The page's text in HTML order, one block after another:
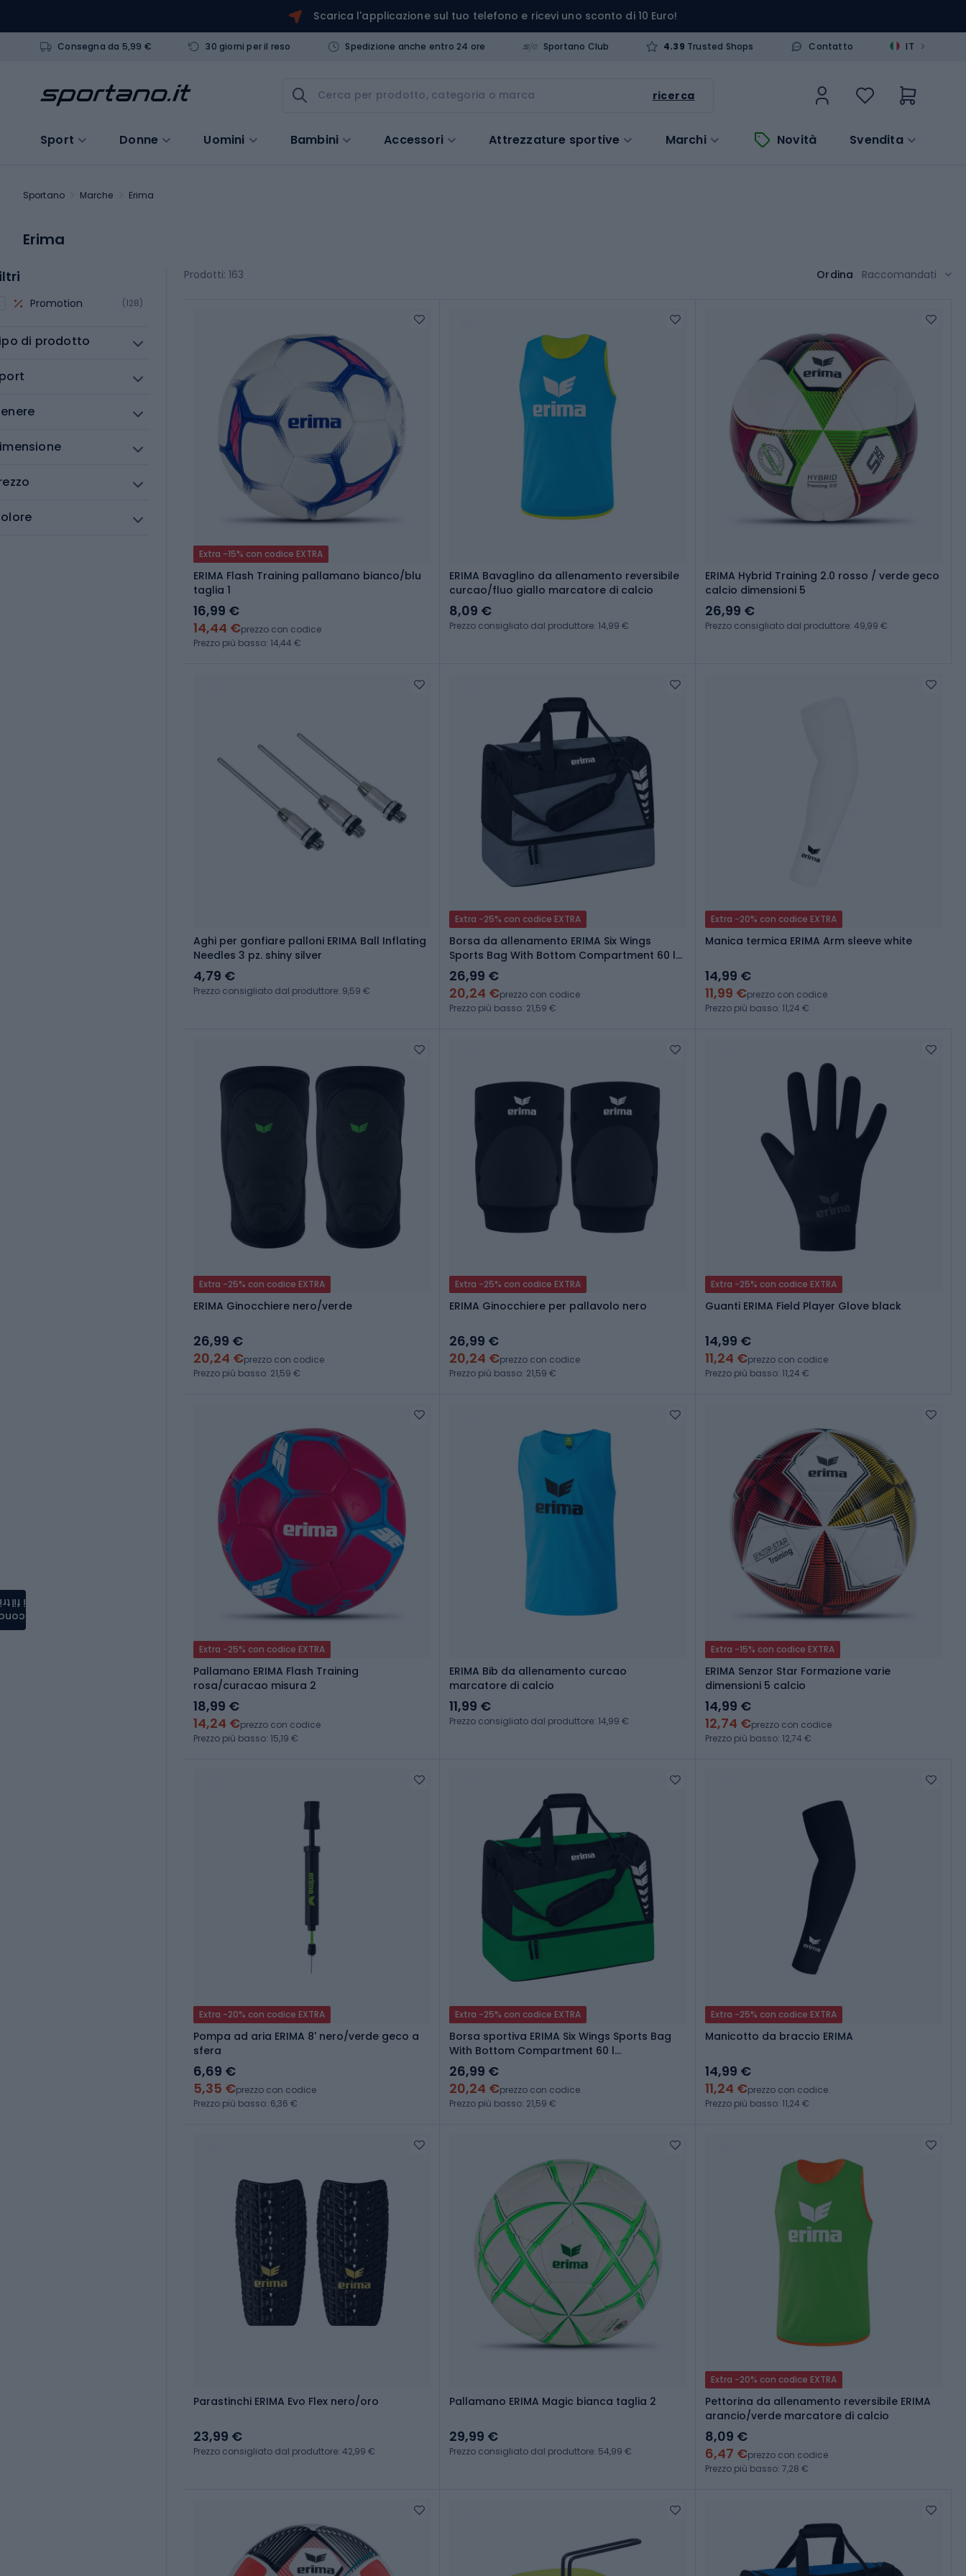
Scarica l'applicazione sul tuo telefono e ricevi uno sconto di 10 Euro!
Consegna da 5,99 € 30 giorni per il reso Spedizione anche entro 24 ore Sportano Club 4.39 Trusted Shops Contatto IT >
ricerca
Sport Donne Uomini Bambini Accessori Attrezzature sportive Marchi Novità Svendita
Sportano Marche Erima
Erima
Promotion (128)
di prodotto
Prodotti: 163 Ordina Raccomandati
Extra -15% con codice EXTRA
ERIMA Flash Training pallamano bianco/blu
taglia 1
16,99 €
14,44 €prezzo con codice
Prezzo più basso: 14,44 €
ERIMA Bavaglino da allenamento reversibile
curcao/fluo giallo marcatore di calcio
8,09 €
Prezzo consigliato dal produttore: 14,99 €
ERIMA Hybrid Training 2.0 rosso / verde geco
calcio dimensioni 5
26,99 €
Prezzo consigliato dal produttore: 49,99 €
Aghi per gonfiare palloni ERIMA Ball Inflating
Needles 3 pz. shiny silver
4,79 €
Prezzo consigliato dal produttore: 9,59 €
Extra -25% con codice EXTRA
Borsa da allenamento ERIMA Six Wings
Sports Bag With Bottom Compartment 60 l
slate grey/black
26,99 €
20,24 €prezzo con codice
Prezzo più basso: 21,59 €
Extra -20% con codice EXTRA
Manica termica ERIMA Arm sleeve white
14,99 €
11,99 €prezzo con codice
Prezzo più basso: 11,24 €
Extra -25% con codice EXTRA
ERIMA Ginocchiere nero/verde
26,99 €
20,24 €prezzo con codice
Prezzo più basso: 21,59 €
Extra -25% con codice EXTRA
ERIMA Ginocchiere per pallavolo nero
26,99 €
20,24 €prezzo con codice
Prezzo più basso: 21,59 €
Extra -25% con codice EXTRA
Guanti ERIMA Field Player Glove black
14,99 €
11,24 €prezzo con codice
Prezzo più basso: 11,24 €
Extra -25% con codice EXTRA
Pallamano ERIMA Flash Training
rosa/curacao misura 2
18,99 €
14,24 €prezzo con codice
Prezzo più basso: 15,19 €
ERIMA Bib da allenamento curcao
marcatore di calcio
11,99 €
Prezzo consigliato dal produttore: 14,99 €
Extra -15% con codice EXTRA
ERIMA Senzor Star Formazione varie
dimensioni 5 calcio
14,99 €
12,74 €prezzo con codice
Prezzo più basso: 12,74 €
Extra -20% con codice EXTRA
Pompa ad aria ERIMA 8' nero/verde geco a
sfera
6,69 €
5,35 €prezzo con codice
Prezzo più basso: 6,36 €
Extra -25% con codice EXTRA
Borsa sportiva ERIMA Six Wings Sports Bag
With Bottom Compartment 60 l
emerald/black
26,99 €
20,24 €prezzo con codice
Prezzo più basso: 21,59 €
Extra -25% con codice EXTRA
Manicotto da braccio ERIMA
14,99 €
11,24 €prezzo con codice
Prezzo più basso: 11,24 €
Parastinchi ERIMA Evo Flex nero/oro
23,99 €
Prezzo consigliato dal produttore: 42,99 €
Pallamano ERIMA Magic bianca taglia 2
29,99 €
Prezzo consigliato dal produttore: 54,99 €
Extra -20% con codice EXTRA
Pettorina da allenamento reversibile ERIMA
arancio/verde marcatore di calcio
8,09 €
6,47 €prezzo con codice
Prezzo più basso: 7,28 €
i filtri